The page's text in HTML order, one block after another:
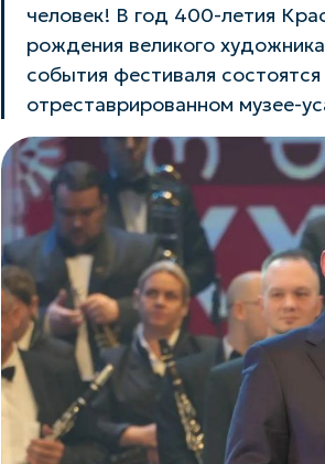
человек! В год 400-летия
рождения великого
события фестиваля
отреставрированном музее-